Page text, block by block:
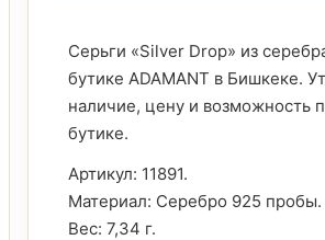
Серьги «Silver Drop» из
бутике ADAMANT в Бишкеке.
наличие, цену и возможность
бутике.
Артикул: 11891.
Материал: Серебро 925 пробы.
Вес: 7,34 г.